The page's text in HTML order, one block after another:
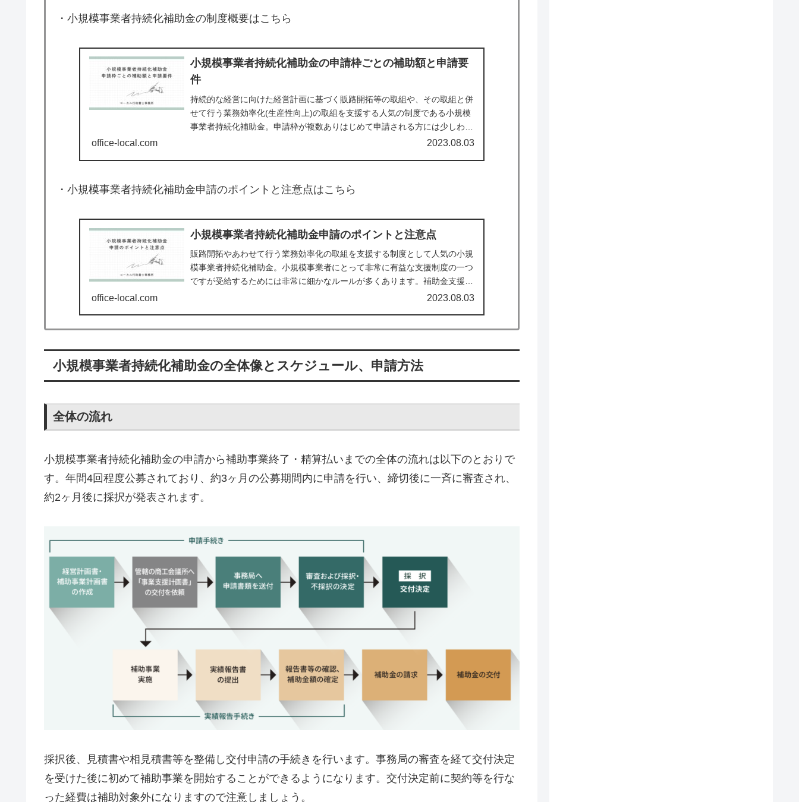
・小規模事業者持続化補助金の制度概要はこちら
小規模事業者持続化補助金の申請枠ごとの補助額と申請要
件
持続的な経営に向けた経営計画に基づく販路開拓等の取組や、その取組と併
せて行う業務効率化(生産性向上)の取組を支援する人気の制度である小規模
事業者持続化補助金。申請枠が複数ありはじめて申請される方には少しわか
りにくい部分があると思います。申請枠ごとの要件や補助対象となる経費、
office-local.com 2023.08.03
・小規模事業者持続化補助金申請のポイントと注意点はこちら
小規模事業者持続化補助金申請のポイントと注意点
販路開拓やあわせて行う業務効率化の取組を支援する制度として人気の小規
模事業者持続化補助金。小規模事業者にとって非常に有益な支援制度の一つ
ですが受給するためには非常に細かなルールが多くあります。補助金支援専
門の行政書士が申請上の注意点やポイントについて解説します。
office-local.com 2023.08.03
小規模事業者持続化補助金の全体像とスケジュール、申請方法
全体の流れ
小規模事業者持続化補助金の申請から補助事業終了・精算払いまでの全体の流れは以下のとおりで
す。年間4回程度公募されており、約3ヶ月の公募期間内に申請を行い、締切後に一斉に審査され、
約2ヶ月後に採択が発表されます。
採択後、見積書や相見積書等を整備し交付申請の手続きを行います。事務局の審査を経て交付決定
を受けた後に初めて補助事業を開始することができるようになります。交付決定前に契約等を行な
った経費は補助対象外になりますので注意しましょう。